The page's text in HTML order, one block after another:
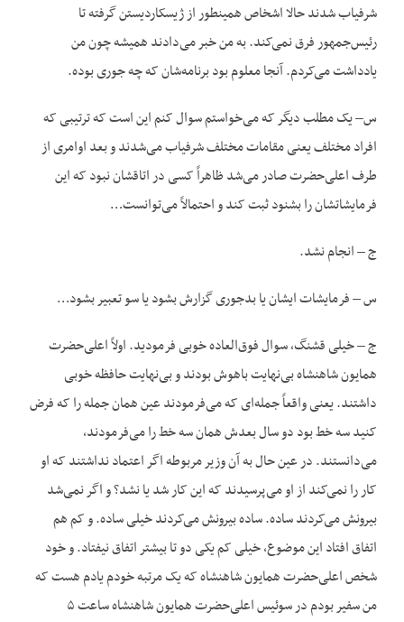
شرفیاب شدند حالا اشخاص همینطور از ژیسکاردیستن گرفته تا
رئیس‌جمهور فرق نمی‌کند. به من خبر می‌دادند همیشه چون من
یادداشت می‌کردم. آنجا معلوم بود برنامه‌شان که چه جوری بوده.
س– یک مطلب دیگر که می‌خواستم سوال کنم این است که ترتیبی که
افراد مختلف یعنی مقامات مختلف شرفیاب می‌شدند و بعد اوامری از
طرف اعلی‌حضرت صادر می‌شد ظاهراً کسی در اتاقشان نبود که این
فرمایشاتشان را بشنود ثبت کند و احتمالاً می‌توانست…
ج – انجام نشد.
س – فرمایشات ایشان یا بدجوری گزارش بشود یا سو تعبیر بشود…
ج – خیلی قشنگ، سوال فوق‌العاده خوبی فرمودید. اولاً اعلی‌حضرت
همایون شاهنشاه بی‌نهایت باهوش بودند و بی‌نهایت حافظه خوبی
داشتند. یعنی واقعاً جمله‌ای که می‌فرمودند عین همان جمله را که فرض
کنید سه خط بود دو سال بعدش همان سه خط را می‌فرمودند،
می‌دانستند. در عین حال به آن وزیر مربوطه اگر اعتماد نداشتند که او
کار را نمی‌کند از او می‌پرسیدند که این کار شد یا نشد؟ و اگر نمی‌شد
بیرونش می‌کردند ساده. ساده بیرونش می‌کردند خیلی ساده. و کم هم
اتفاق افتاد این موضوع، خیلی کم یکی دو تا بیشتر اتفاق نیفتاد. و خود
شخص اعلی‌حضرت همایون شاهنشاه که یک مرتبه خودم یادم هست که
من سفیر بودم در سوئیس اعلی‌حضرت همایون شاهنشاه ساعت ۵